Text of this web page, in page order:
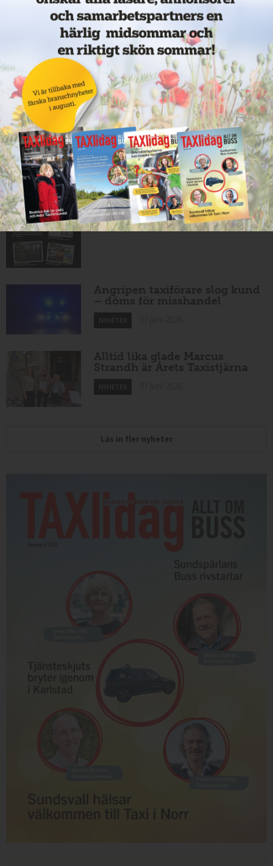
NYHETER 10 juni 2026
Nytt taxibolag i Borlänge
NYHETER 10 juni 2026
Mexikansk elbil för 80 000
kronor ny på marknaden
NYHETER 10 juni 2026
Har du Sveriges snyggaste
taxibil?
NYHETER 09 juni 2026
Angripen taxiförare slog kund
– döms för misshandel
NYHETER
Alltid lika glade Marcus
Strandh är Årets Taxistjärna
NYHETER
Läs in fler nyheter